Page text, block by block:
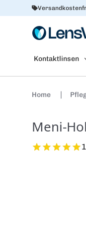
Kontaktlinsen
Home
Meni-